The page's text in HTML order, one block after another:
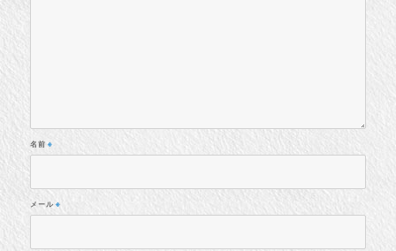
名前※
メール ※